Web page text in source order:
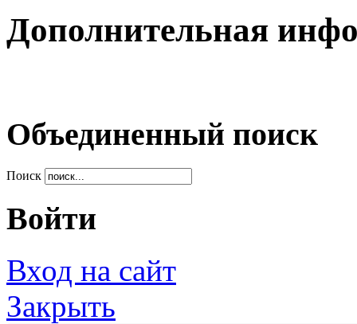
Дополнительная
Объединенный поиск
Поиск
Войти
Вход на сайт
Закрыть